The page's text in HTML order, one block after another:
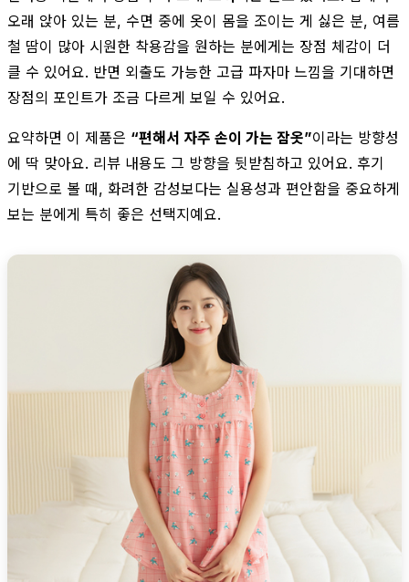
오래 앉아 있는 분, 수면 중에 옷이 몸을 조이는 게 싫은 분, 여름
철 땀이 많아 시원한 착용감을 원하는 분에게는 장점 체감이 더
클 수 있어요. 반면 외출도 가능한 고급 파자마 느낌을 기대하면
장점의 포인트가 조금 다르게 보일 수 있어요.
요약하면 이 제품은 “편해서 자주 손이 가는 잠옷”이라는 방향성
에 딱 맞아요. 리뷰 내용도 그 방향을 뒷받침하고 있어요. 후기
기반으로 볼 때, 화려한 감성보다는 실용성과 편안함을 중요하게
보는 분에게 특히 좋은 선택지예요.